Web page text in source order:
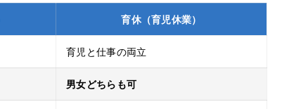
育休（育児休業）
育児と仕事の両立
男女どちらも可